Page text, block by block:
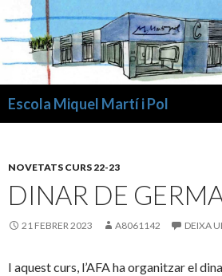
Escola Miquel Martí i Pol
NOVETATS CURS 22-23
DINAR DE
21 FEBRER 2023 A8061142 DEIXA
I aquest curs, l’AFA ha organitzar el